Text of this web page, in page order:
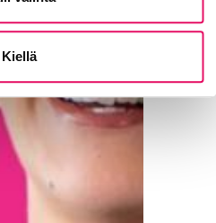
Kiellä